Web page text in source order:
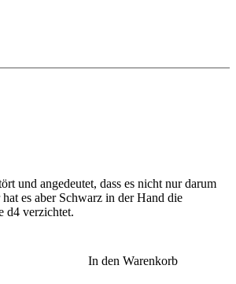
und angedeutet, dass es nicht nur darum
es aber Schwarz in der Hand die
d4 verzichtet.
In den Warenkorb